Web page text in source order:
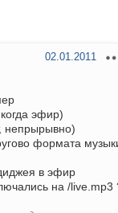
02.01.2011
эфир)
непрырывно)
формата
в эфир
на /live.mp3